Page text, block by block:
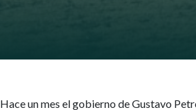
Hace un mes el gobierno de Gustavo